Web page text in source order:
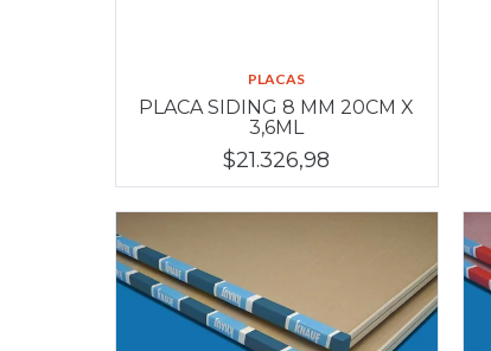
PLACAS
PLACA SIDING 8 MM 20CM X
3,6ML
$21.326,98